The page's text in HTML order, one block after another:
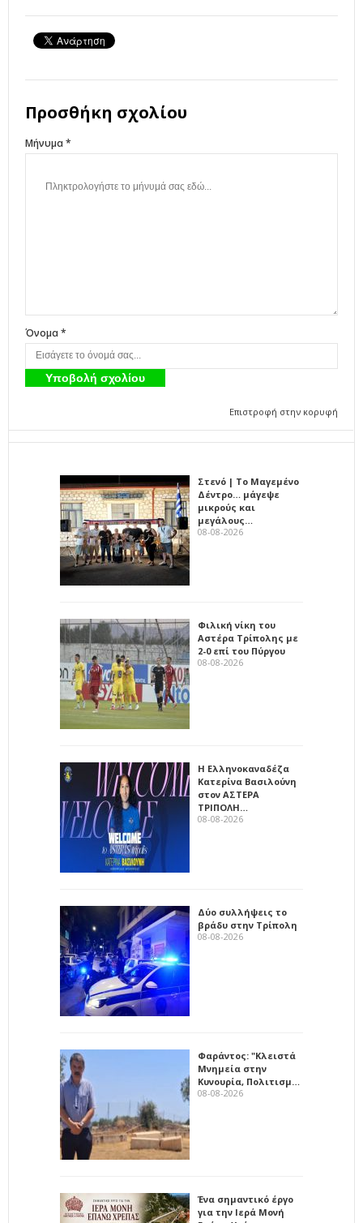
Προσθήκη σχολίου
Μήνυμα *
Όνομα *
Επιστροφή στην κορυφή
Στενό | Το Μαγεμένο
Δέντρο… μάγεψε
μικρούς και
μεγάλους…
08-08-2026
Φιλική νίκη του
Αστέρα Τρίπολης με
2-0 επί του Πύργου
08-08-2026
Η Ελληνοκαναδέζα
Κατερίνα Βασιλούνη
στον ΑΣΤΕΡΑ
ΤΡΙΠΟΛΗ…
08-08-2026
Δύο συλλήψεις το
βράδυ στην Τρίπολη
08-08-2026
Φαράντος: "Κλειστά
Μνημεία στην
Κυνουρία, Πολιτισμ…
08-08-2026
Ένα σημαντικό έργο
για την Ιερά Μονή